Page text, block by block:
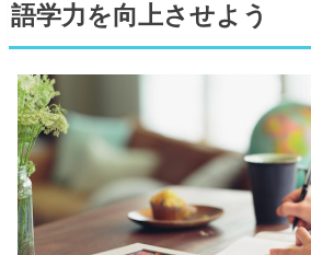
語学力を向上させよう